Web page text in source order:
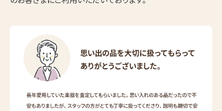
ウェブから1分
かんたん査定見積
フリーダイヤル